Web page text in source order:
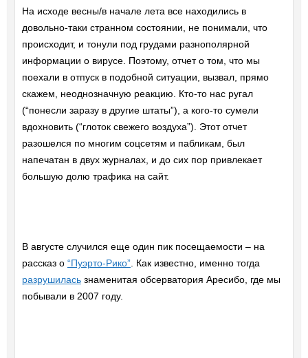
На исходе весны/в начале лета все находились в
довольно-таки странном состоянии, не понимали, что
происходит, и тонули под грудами разнополярной
информации о вирусе. Поэтому, отчет о том, что мы
поехали в отпуск в подобной ситуации, вызвал, прямо
скажем, неоднозначную реакцию. Кто-то нас ругал
(“понесли заразу в другие штаты”), а кого-то сумели
вдохновить (“глоток свежего воздуха”). Этот отчет
разошелся по многим соцсетям и пабликам, был
напечатан в двух журналах, и до сих пор привлекает
большую долю трафика на сайт.
В августе случился еще один пик посещаемости – на
рассказ о “Пуэрто-Рико”. Как известно, именно тогда
разрушиласьзнаменитая обсерватория Аресибо, где мы
побывали в 2007 году.